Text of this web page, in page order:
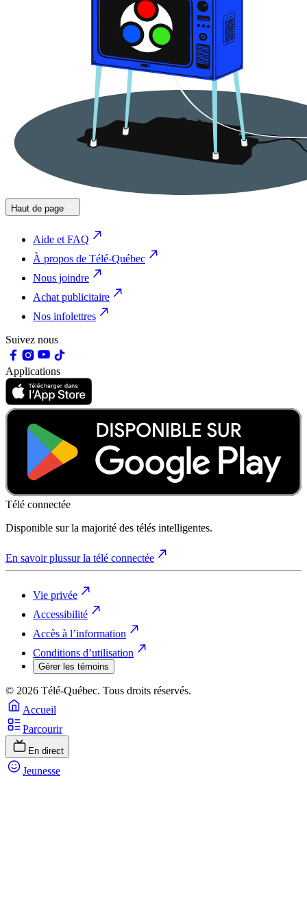
Haut de page
Aide et FAQ
À propos de Télé-Québec
Nous joindre
Achat publicitaire
Nos infolettres
Suivez nous
Applications
Télé connectée
Disponible sur la majorité des télés intelligentes.
En savoir plussur la télé connectée
Vie privée
Accessibilité
Accès à l’information
Conditions d’utilisation
Gérer les témoins
© 2026 Télé-Québec. Tous droits réservés.
Accueil
Parcourir
En direct
Jeunesse